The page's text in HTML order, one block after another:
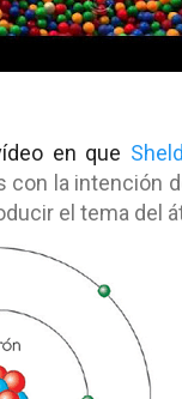
en que
la intención
el tema del